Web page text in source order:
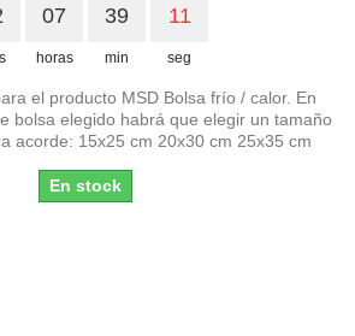
07
horas
39
min
10
seg
el producto MSD Bolsa frío / calor. En
bolsa elegido habrá que elegir un tamaño
acorde: 15x25 cm 20x30 cm 25x35 cm
En stock